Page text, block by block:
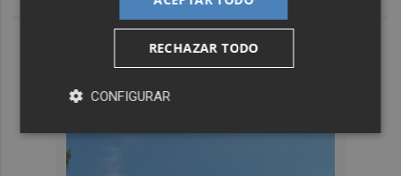
RECHAZAR TODO
CONFIGURAR